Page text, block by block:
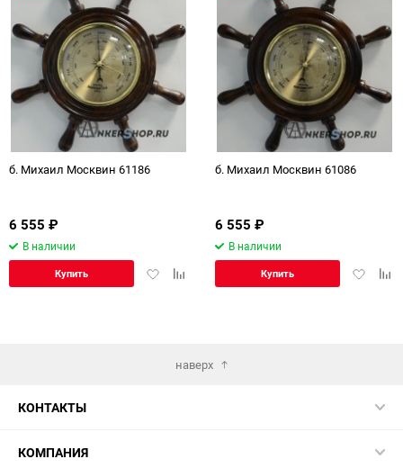
б. Михаил Москвин 61186
6 555 ₽
В наличии
ДобавитьДобавить
Купить
б. Михаил Москвин 61086
6 555 ₽
В наличии
Купить
наверх
КОНТАКТЫ
КОМПАНИЯ